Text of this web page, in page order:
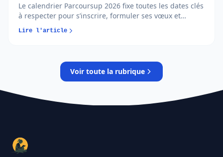
Le calendrier Parcoursup 2026 fixe toutes les dates clés
à respecter pour s’inscrire, formuler ses vœux et
répondre aux propositions. Comprendre chaque phase
permet d’éviter les erreurs et de sécuriser son
Lire l'article
Voir toute la rubrique